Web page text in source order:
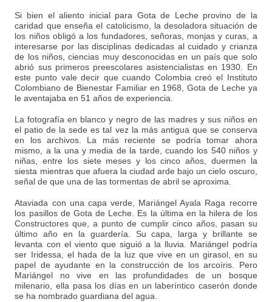
Si bien el aliento inicial para Gota de Leche provino de la
caridad que enseña el catolicismo, la desoladora situación de
los niños obligó a los fundadores, señoras, monjas y curas, a
interesarse por las disciplinas dedicadas al cuidado y crianza
de los niños, ciencias muy desconocidas en un país que solo
abrió sus primeros preescolares asistencialistas en 1930. En
este punto vale decir que cuando Colombia creó el Instituto
Colombiano de Bienestar Familiar en 1968, Gota de Leche ya
le aventajaba en 51 años de experiencia.
La fotografía en blanco y negro de las madres y sus niños en
el patio de la sede es tal vez la más antigua que se conserva
en los archivos. La más reciente se podría tomar ahora
mismo, a la una y media de la tarde, cuando los 540 niños y
niñas, entre los siete meses y los cinco años, duermen la
siesta mientras que afuera la ciudad arde bajo un cielo oscuro,
señal de que una de las tormentas de abril se aproxima.
Ataviada con una capa verde, Mariángel Ayala Raga recorre
los pasillos de Gota de Leche. Es la última en la hilera de los
Constructores que, a punto de cumplir cinco años, pasan su
último año en la guardería. Su capa, larga y brillante se
levanta con el viento que siguió a la lluvia. Mariángel podría
ser Iridessa, el hada de la luz que vive en un girasol, en su
papel de ayudante en la construcción de los arcoíris. Pero
Mariángel no vive en las profundidades de un bosque
milenario, ella pasa los días en un laberíntico caserón donde
se ha nombrado guardiana del agua.